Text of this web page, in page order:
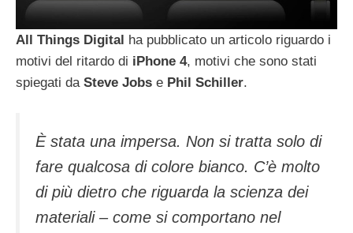
All Things Digital ha pubblicato un articolo riguardo i
motivi del ritardo di iPhone 4, motivi che sono stati
spiegati da Steve Jobs e Phil Schiller.
È stata una impersa. Non si tratta solo di
fare qualcosa di colore bianco. C’è molto
di più dietro che riguarda la scienza dei
materiali – come si comportano nel